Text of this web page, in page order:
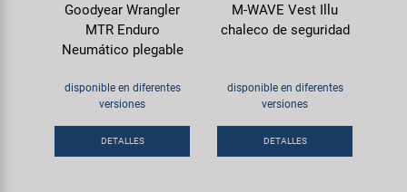
Goodyear Wrangler
MTR Enduro
Neumático plegable
disponible en diferentes
versiones
DETALLES
M-WAVE Vest Illu
chaleco de seguridad
disponible en diferentes
versiones
DETALLES